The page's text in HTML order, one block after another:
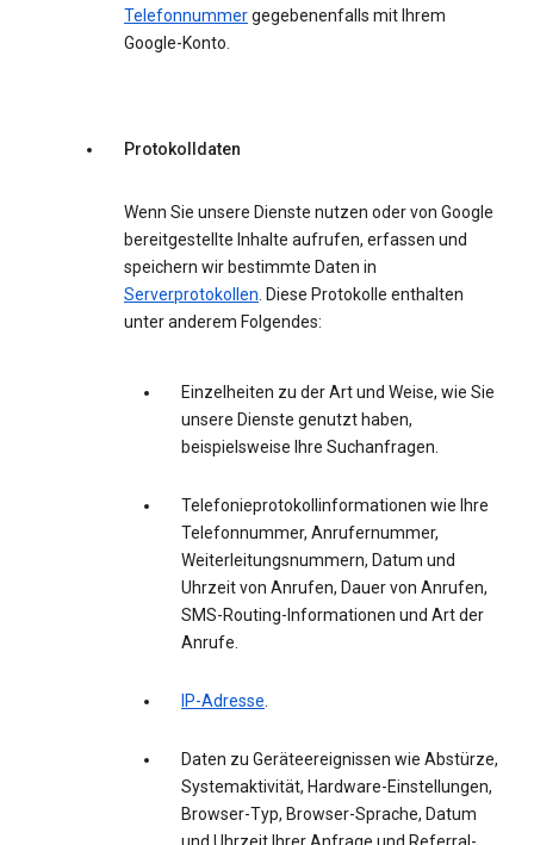
Telefonnummergegebenenfalls mit Ihrem
Google-Konto.
Protokolldaten
Wenn Sie unsere Dienste nutzen oder von Google
bereitgestellte Inhalte aufrufen, erfassen und
speichern wir bestimmte Daten in
Serverprotokollen. Diese Protokolle enthalten
unter anderem Folgendes:
Einzelheiten zu der Art und Weise, wie Sie
unsere Dienste genutzt haben,
beispielsweise Ihre Suchanfragen.
Telefonieprotokollinformationen wie Ihre
Telefonnummer, Anrufernummer,
Weiterleitungsnummern, Datum und
Uhrzeit von Anrufen, Dauer von Anrufen,
SMS-Routing-Informationen und Art der
Anrufe.
IP-Adresse.
Daten zu Geräteereignissen wie Abstürze,
Systemaktivität, Hardware-Einstellungen,
Browser-Typ, Browser-Sprache, Datum